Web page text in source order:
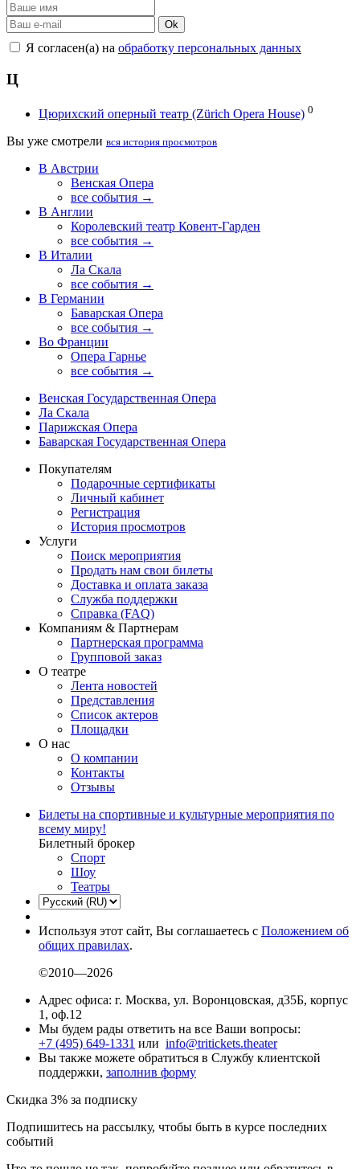
Ok
Я согласен(а) на обработку персональных данных
Ц
Цюрихский оперный театр (Zürich Opera House) 0
Вы уже смотрели вся история просмотров
В Австрии
Венская Опера
все события →
В Англии
Королевский театр Ковент-Гарден
все события →
В Италии
Ла Скала
все события →
В Германии
Баварская Опера
все события →
Во Франции
Опера Гарнье
все события →
Венская Государственная Опера
Ла Скала
Парижская Опера
Баварская Государственная Опера
Покупателям
Подарочные сертификаты
Личный кабинет
Регистрация
История просмотров
Услуги
Поиск мероприятия
Продать нам свои билеты
Доставка и оплата заказа
Служба поддержки
Справка (FAQ)
Компаниям & Партнерам
Партнерская программа
Групповой заказ
О театре
Лента новостей
Представления
Список актеров
Площадки
О нас
О компании
Контакты
Отзывы
Билеты на спортивные и культурные мероприятия по
всему миру!
Билетный брокер
Спорт
Шоу
Театры
Используя этот сайт, Вы соглашаетесь с Положением об
общих правилах.
©2010—2026
Адрес офиса: г. Москва, ул. Воронцовская, д35Б, корпус
1, оф.12
Мы будем рады ответить на все Ваши вопросы:
+7 (495) 649-1331 или info@tritickets.theater
Вы также можете обратиться в Службу клиентской
поддержки, заполнив форму
Скидка 3% за подписку
Подпишитесь на рассылку, чтобы быть в курсе последних
событий